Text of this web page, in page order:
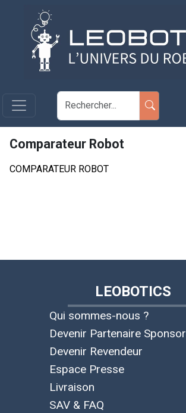
Aller au contenu principal
Comparateur Robot
COMPARATEUR ROBOT
LEOBOTICS
Qui sommes-nous ?
Devenir Partenaire Sponsor
Devenir Revendeur
Espace Presse
Livraison
SAV & FAQ
Panneau de gestion des cookies